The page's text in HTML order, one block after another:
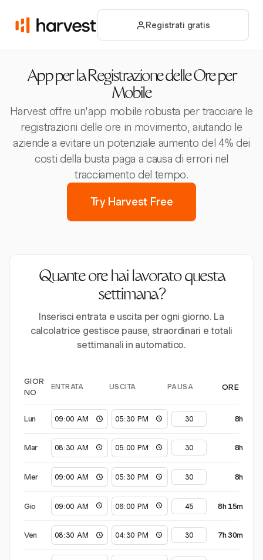
Registrati gratis
App per la Registrazione delle Ore per
Mobile
Harvest offre un'app mobile robusta per tracciare le
registrazioni delle ore in movimento, aiutando le
aziende a evitare un potenziale aumento del 4% dei
costi della busta paga a causa di errori nel
tracciamento del tempo.
Try Harvest Free
Quante ore hai lavorato questa
settimana?
Inserisci entrata e uscita per ogni giorno. La
calcolatrice gestisce pause, straordinari e totali
settimanali in automatico.
GIOR
NO
ENTRATA USCITA PAUSA ORE
Lun 8h
Mar 8h
Mer 8h
Gio 8h 15m
Ven 7h 30m